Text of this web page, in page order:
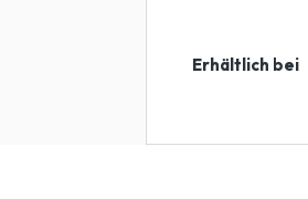
Erhältlich bei